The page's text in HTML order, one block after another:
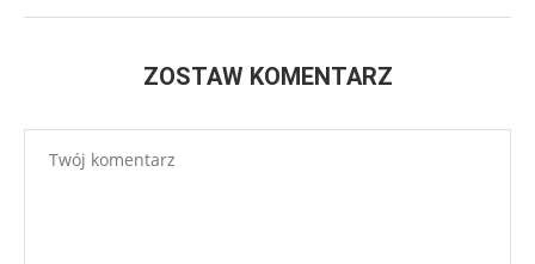
ZOSTAW KOMENTARZ